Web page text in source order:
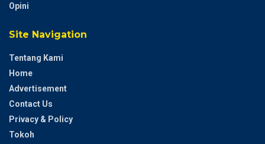
Opini
Site Navigation
Tentang Kami
Home
Advertisement
Contact Us
Privacy & Policy
Tokoh